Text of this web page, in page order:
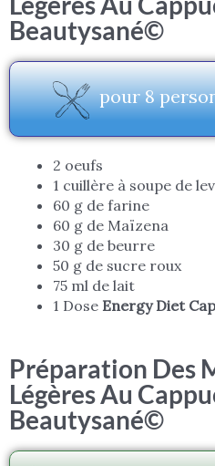
Beautysané©
pour 8
2 oeufs
1 cuillère à soupe de
60 g de farine
60 g de Maïzena
30 g de beurre
50 g de sucre roux
75 ml de lait
1 Dose Energy Diet
Préparation Des
Légères Au
Beautysané©